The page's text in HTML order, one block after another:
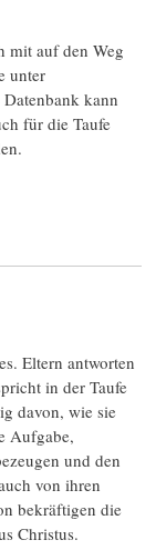
mit auf den Weg
unter
kann
für die Taufe
Eltern antworten
in der Taufe
davon, wie sie
Aufgabe,
und den
von ihren
bekräftigen die
Christus.